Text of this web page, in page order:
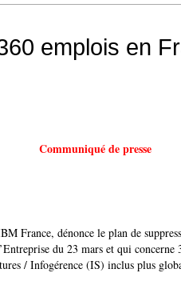
emplois en
Communiqué de presse
France, dénonce le plan de
du 23 mars et qui concerne
/ Infogérence (IS) inclus plus